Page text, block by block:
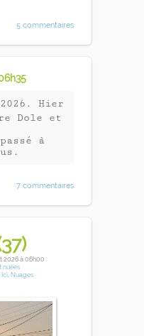
5 commentaires
Hier
Dole et
à
7 commentaires
2026à 06h00
nuées
Ici Nuages